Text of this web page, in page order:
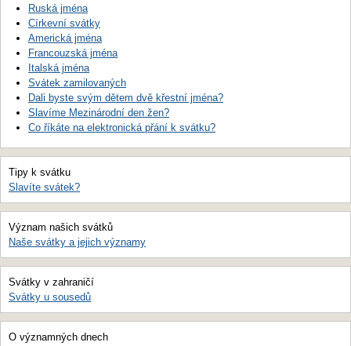
Ruská jména
Církevní svátky
Americká jména
Francouzská jména
Italská jména
Svátek zamilovaných
Dali byste svým dětem dvě křestní jména?
Slavíme Mezinárodní den žen?
Co říkáte na elektronická přání k svátku?
Tipy k svátku
Slavíte svátek?
Význam našich svátků
Naše svátky a jejich významy
Svátky v zahraničí
Svátky u sousedů
O významných dnech